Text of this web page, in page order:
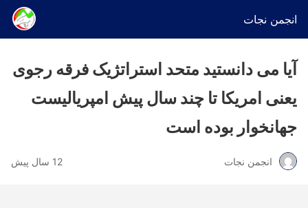
انجمن نجات
آیا می دانستید متحد استراتژیک فرقه رجوی
یعنی امریکا تا چند سال پیش امپریالیست
جهانخوار بوده است
انجمن نجات 12 سال پیش